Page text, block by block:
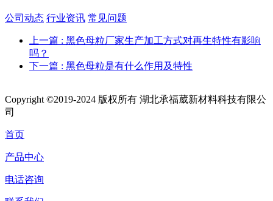
公司动态 行业资讯 常见问题
上一篇 : 黑色母粒厂家生产加工方式对再生特性有影响
吗？
下一篇 : 黑色母粒是有什么作用及特性
Copyright ©2019-2024 版权所有 湖北承福葳新材料科技有限公
司
首页
产品中心
电话咨询